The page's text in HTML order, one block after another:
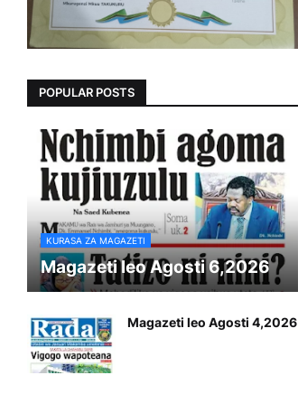
POPULAR POSTS
KURASA ZA MAGAZETI
Magazeti leo Agosti 6,2026
Magazeti leo Agosti 4,2026